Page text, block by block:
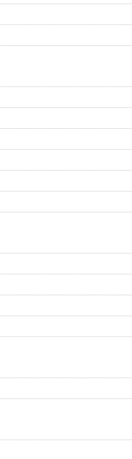
diese Kosten
Transaktionskosten
% des
eine Festgebühr
ist Ihnen in
Adresse besonders
wie zum Beispiel
ist. Ohne